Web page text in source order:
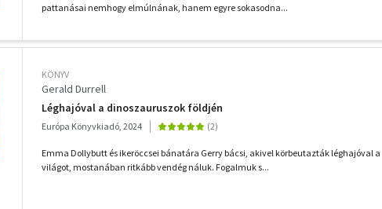
pattanásai nemhogy elmúlnának, hanem egyre sokasodna...
KÖNYV
Gerald Durrell
Léghajóval a dinoszauruszok földjén
Európa Könyvkiadó, 2024
Emma Dollybutt és ikeröccsei bánatára Gerry bácsi, akivel körbeutazták léghajóval a
világot, mostanában ritkább vendég náluk. Fogalmuk s...